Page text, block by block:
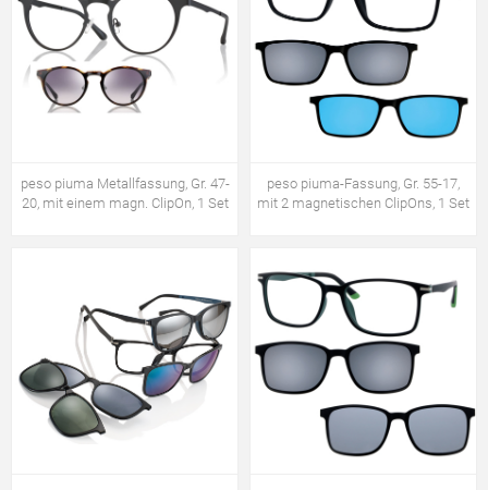
peso piuma Metallfassung, Gr. 47-
20, mit einem magn. ClipOn, 1 Set
peso piuma-Fassung, Gr. 55-17,
mit 2 magnetischen ClipOns, 1 Set